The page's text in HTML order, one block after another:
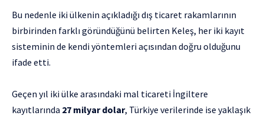
Bu nedenle iki ülkenin açıkladığı dış ticaret rakamlarının
birbirinden farklı göründüğünü belirten Keleş, her iki kayıt
sisteminin de kendi yöntemleri açısından doğru olduğunu
ifade etti.
Geçen yıl iki ülke arasındaki mal ticareti İngiltere
kayıtlarında 27 milyar dolar, Türkiye verilerinde ise yaklaşık